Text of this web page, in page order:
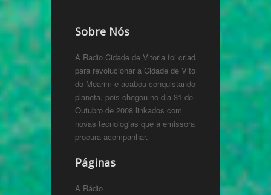
Sobre Nós
A Radio Cidade de Vitoria foi criada
para revolucionar a Cidade de Vitoria
do Mearim e acabou conquistando o
planeta, pois chegou no dia 31 de
Outubro de 2008 linkados com
novas tecnologias que a emissora
procura acompanhar.
Páginas
A Rádio